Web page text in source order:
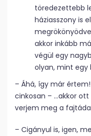
töredezettebb
háziasszony is
akkor inkább
végül egy
olyan, mint egy
– Áhá, így már
cinkosan – …akkor
verjem meg a
– Cigányul is, igen,